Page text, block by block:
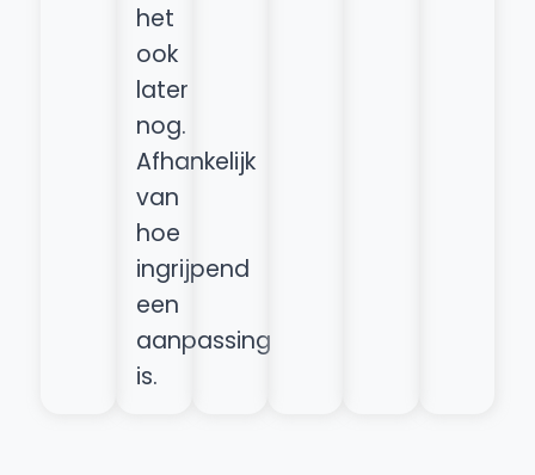
het
ook
later
nog.
Afhankelijk
van
hoe
ingrijpend
een
aanpassing
is.